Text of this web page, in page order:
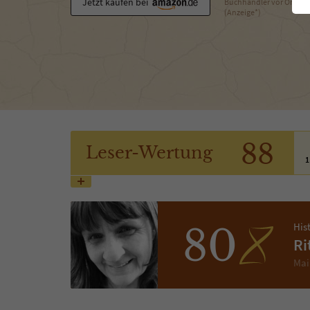
(Anzeige*)
Leser-Wertung 88
1
80